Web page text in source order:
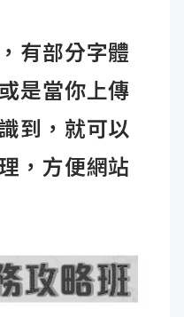
有部分字體
是當你上傳
到，就可以
，方便網站